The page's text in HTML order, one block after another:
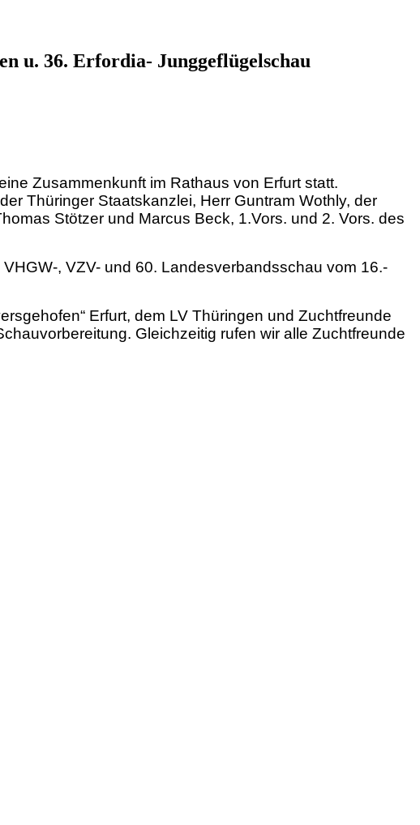
u. 36. Erfordia- Junggeflügelschau
Zusammenkunft im Rathaus von Erfurt statt.
Thüringer Staatskanzlei, Herr Guntram Wothly, der
Stötzer und Marcus Beck, 1.Vors. und 2. Vors. des
, VZV- und 60. Landesverbandsschau vom 16.-
Erfurt, dem LV Thüringen und Zuchtfreunde
Gleichzeitig rufen wir alle Zuchtfreunde